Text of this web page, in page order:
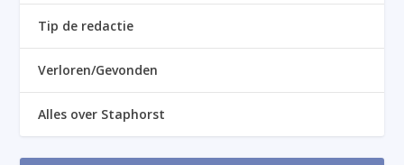
Tip de redactie
Verloren/Gevonden
Alles over Staphorst